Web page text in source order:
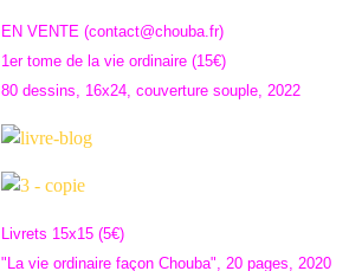
EN VENTE (contact@chouba.fr)
1er tome de la vie ordinaire (15€)
80 dessins, 16x24, couverture souple, 2022
Livrets 15x15 (5€)
"La vie ordinaire façon Chouba", 20 pages, 2020